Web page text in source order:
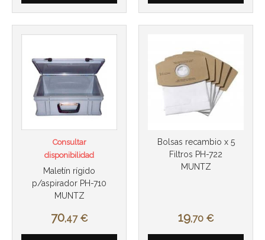
Maletín rígido
p/aspirador PH-710
MUNTZ
70,47 €
Consultar
disponibilidad
Bolsas recambio x 5
Filtros PH-722
MUNTZ
19,70 €
Más info Más info